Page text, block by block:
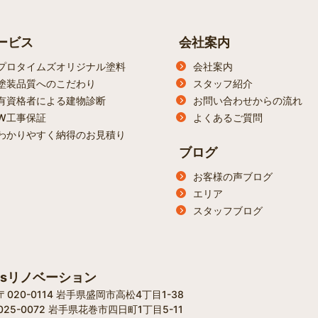
ビス
ロタイムズオリジナル塗料
装品質へのこだわり
資格者による建物診断
工事保証
かりやすく納得のお見積り
会社案内
会社案内
スタッフ紹介
お問い合わせからの流れ
よくあるご質問
ブログ
お客様の声ブログ
エリア
スタッフブログ
リノベーション
020-0114 岩手県盛岡市高松4丁目1-38​
0072 岩手県花巻市四日町1丁目5-11